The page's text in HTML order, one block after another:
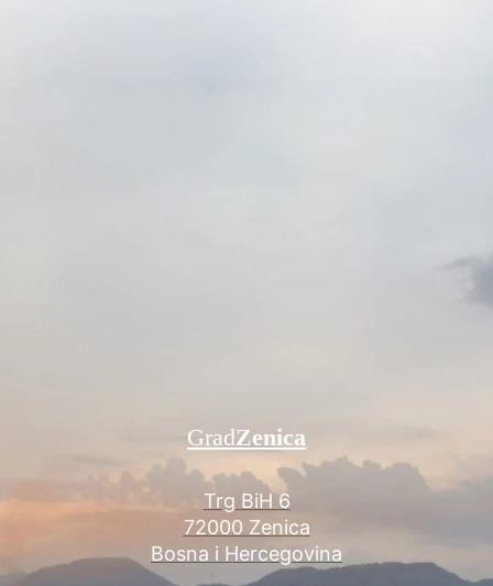
Trg BiH 6
72000 Zenica
Bosna i Hercegovina
GradZenica